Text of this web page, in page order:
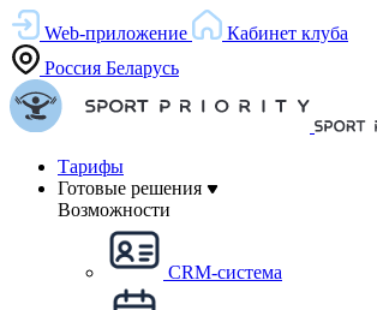
Web-приложение
Кабинет клуба
Россия Беларусь
Тарифы
Готовые решения
Возможности
CRM-система